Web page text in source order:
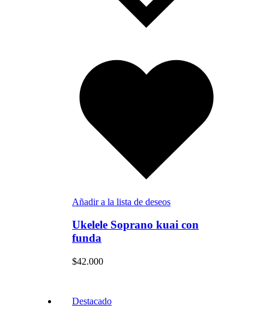
Añadir a la lista de deseos
Ukelele Soprano kuai con
funda
$42.000
Destacado